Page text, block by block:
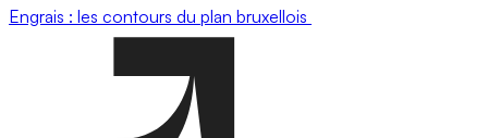
Engrais : les contours du plan bruxellois